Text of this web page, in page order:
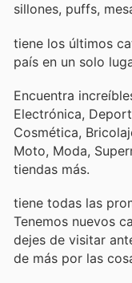
sillones, puffs,
tiene los últimos
país en un solo
Encuentra
Electrónica,
Cosmética,
Moto, Moda,
tiendas más.
tiene todas las
Tenemos nuevos
dejes de visitar
de más por las